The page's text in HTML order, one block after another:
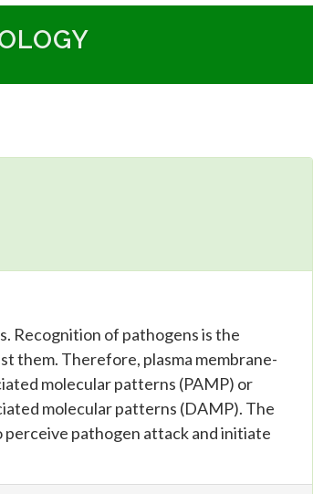
Recognition of pathogens is the
them. Therefore, plasma membrane-
molecular patterns (PAMP) or
molecular patterns (DAMP). The
pathogen attack and initiate